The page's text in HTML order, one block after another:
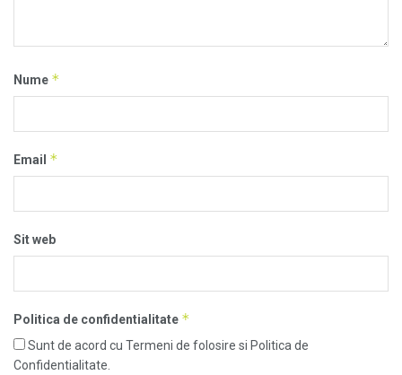
Nume *
Email *
Sit web
Politica de confidentialitate *
Sunt de acord cu Termeni de folosire si Politica de
Confidentialitate.